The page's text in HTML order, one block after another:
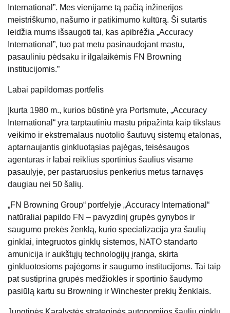
International”. Mes vienijame tą pačią inžinerijos
meistriškumo, našumo ir patikimumo kultūrą. Ši sutartis
leidžia mums išsaugoti tai, kas apibrėžia „Accuracy
International”, tuo pat metu pasinaudojant mastu,
pasauliniu pėdsaku ir ilgalaikėmis FN Browning
institucijomis.”
Labai papildomas portfelis
Įkurta 1980 m., kurios būstinė yra Portsmute, „Accuracy
International“ yra tarptautiniu mastu pripažinta kaip tikslaus
veikimo ir ekstremalaus nuotolio šautuvų sistemų etalonas,
aptarnaujantis ginkluotąsias pajėgas, teisėsaugos
agentūras ir labai reiklius sportinius šaulius visame
pasaulyje, per pastaruosius penkerius metus tarnavęs
daugiau nei 50 šalių.
„FN Browning Group“ portfelyje „Accuracy International“
natūraliai papildo FN – pavyzdinį grupės gynybos ir
saugumo prekės ženklą, kurio specializacija yra šaulių
ginklai, integruotos ginklų sistemos, NATO standarto
amunicija ir aukštųjų technologijų įranga, skirta
ginkluotosioms pajėgoms ir saugumo institucijoms. Tai taip
pat sustiprina grupės medžioklės ir sportinio šaudymo
pasiūlą kartu su Browning ir Winchester prekių ženklais.